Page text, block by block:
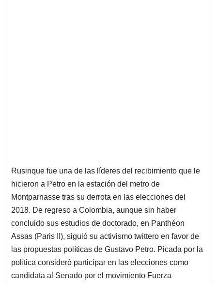
Rusinque fue una de las líderes del recibimiento que le
hicieron a Petro en la estación del metro de
Montparnasse tras su derrota en las elecciones del
2018. De regreso a Colombia, aunque sin haber
concluido sus estudios de doctorado, en Panthéon
Assas (Paris II), siguió su activismo twittero en favor de
las propuestas políticas de Gustavo Petro. Picada por la
política consideró participar en las elecciones como
candidata al Senado por el movimiento Fuerza